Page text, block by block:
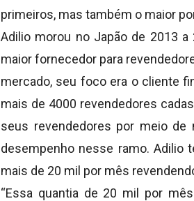
primeiros, mas também o maior
Adilio morou no Japão de 2013
maior fornecedor para
mercado, seu foco era o cliente
mais de 4000 revendedores
seus revendedores por meio de
desempenho nesse ramo. Adilio
mais de 20 mil por mês
“Essa quantia de 20 mil por